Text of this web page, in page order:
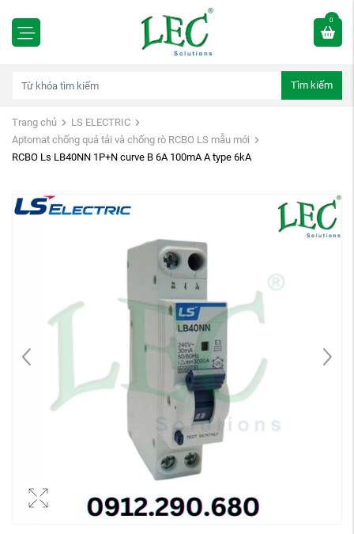
0
Tìm kiếm
Trang chủ
LS ELECTRIC
Aptomat chống quá tải và chống rò RCBO LS mẫu mới
RCBO Ls LB40NN 1P+N curve B 6A 100mA A type 6kA